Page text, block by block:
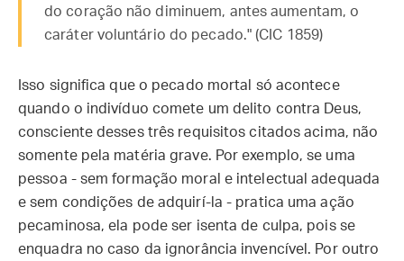
do coração não diminuem, antes aumentam, o
caráter voluntário do pecado." (CIC 1859)
Isso significa que o pecado mortal só acontece
quando o indivíduo comete um delito contra Deus,
consciente desses três requisitos citados acima, não
somente pela matéria grave. Por exemplo, se uma
pessoa - sem formação moral e intelectual adequada
e sem condições de adquirí-la - pratica uma ação
pecaminosa, ela pode ser isenta de culpa, pois se
enquadra no caso da ignorância invencível. Por outro